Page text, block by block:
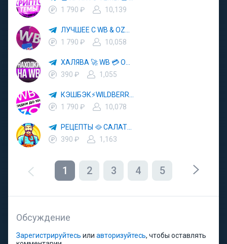
1 790 ₽
10,139
1 790 ₽
10,058
390 ₽
1,055
1 790 ₽
10,078
390 ₽
1,163
1 2 3 4 5
Обсуждение
Зарегистрируйтесь или авторизуйтесь, чтобы оставлять